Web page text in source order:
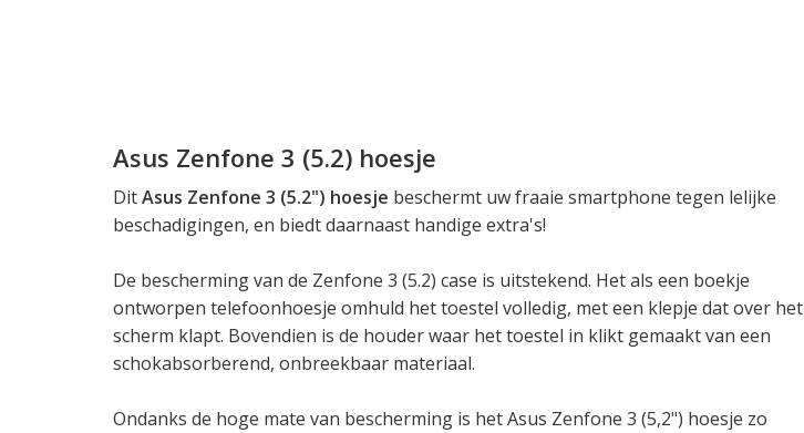
Asus Zenfone 3 (5.2) hoesje
DitAsus Zenfone 3 (5.2") hoesje beschermt uw fraaie smartphone tegen lelijke
beschadigingen, en biedt daarnaast handige extra's!
De bescherming van de Zenfone 3 (5.2) case is uitstekend. Het als een boekje
ontworpen telefoonhoesje omhuld het toestel volledig, met een klepje dat over het
scherm klapt. Bovendien is de houder waar het toestel in klikt gemaakt van een
schokabsorberend, onbreekbaar materiaal.
Ondanks de hoge mate van bescherming is het Asus Zenfone 3 (5,2") hoesje zo